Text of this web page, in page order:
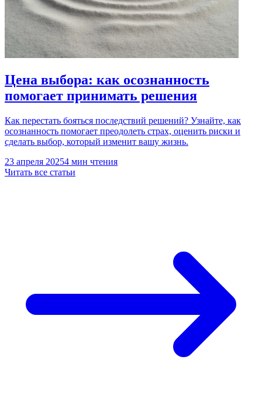
Цена выбора: как осознанность
помогает принимать решения
Как перестать бояться последствий решений? Узнайте, как
осознанность помогает преодолеть страх, оценить риски и
сделать выбор, который изменит вашу жизнь.
23 апреля 20254 мин чтения
Читать все статьи